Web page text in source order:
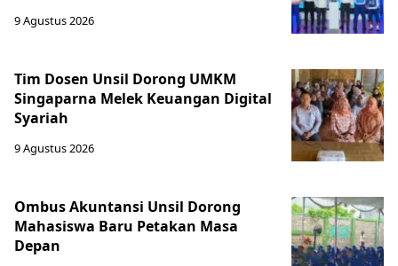
9 Agustus 2026
Tim Dosen Unsil Dorong UMKM
Singaparna Melek Keuangan Digital
Syariah
9 Agustus 2026
Ombus Akuntansi Unsil Dorong
Mahasiswa Baru Petakan Masa
Depan